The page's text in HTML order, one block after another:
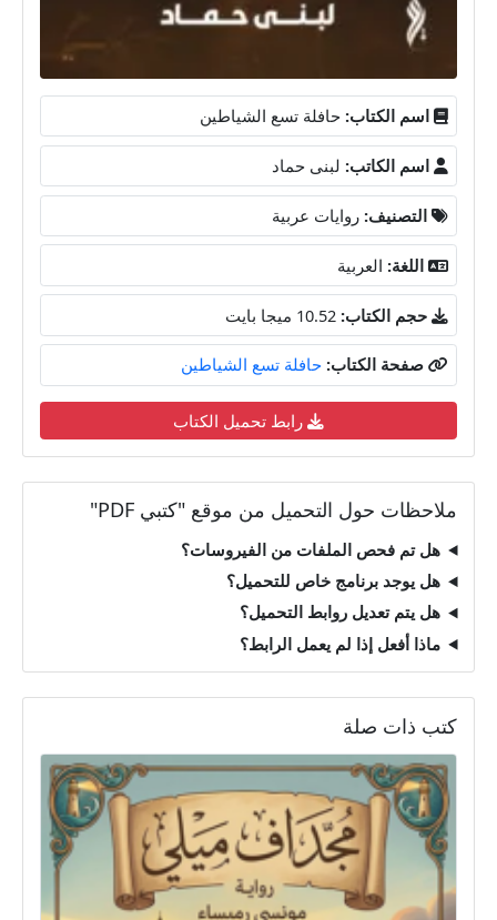
اسم الكتاب: حافلة تسع الشياطين
اسم الكاتب: لبنى حماد
التصنيف: روايات عربية
اللغة: العربية
حجم الكتاب: 10.52 ميجا بايت
صفحة الكتاب: حافلة تسع الشياطين
رابط تحميل الكتاب
ملاحظات حول التحميل من موقع "كتبي PDF"
هل تم فحص الملفات من الفيروسات؟
هل يوجد برنامج خاص للتحميل؟
هل يتم تعديل روابط التحميل؟
ماذا أفعل إذا لم يعمل الرابط؟
كتب ذات صلة